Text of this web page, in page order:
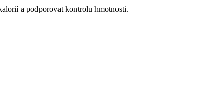
a podporovat kontrolu hmotnosti.